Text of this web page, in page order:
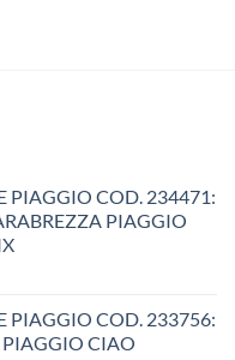
PIAGGIO COD. 234471:
PIAGGIO
PIAGGIO COD. 233756:
PIAGGIO CIAO